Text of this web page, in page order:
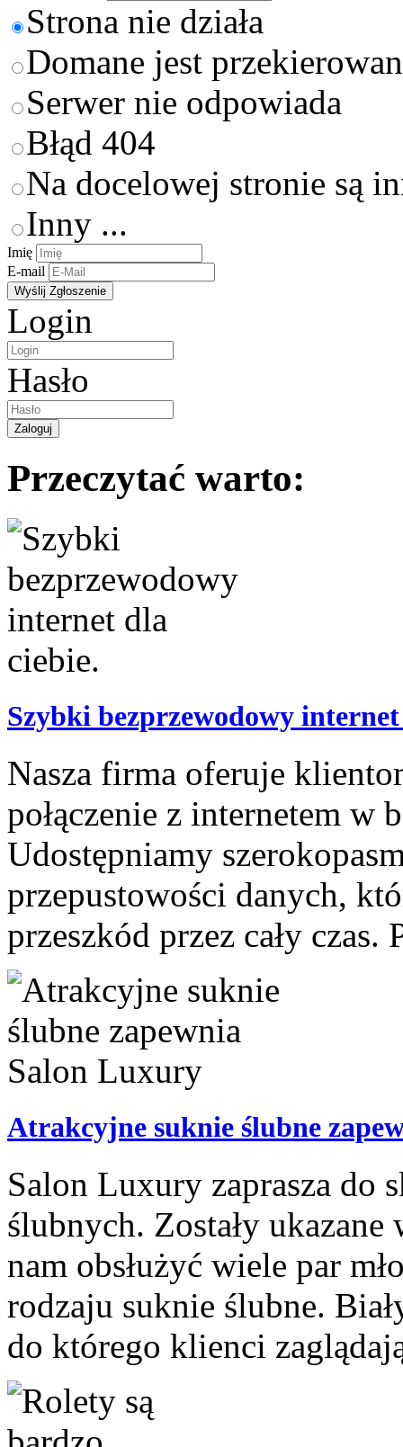
Strona nie działa
Domane jest
Serwer nie odpowiada
Błąd 404
Na docelowej stronie są
Inny ...
Imię
E-mail
Login
Hasło
Przeczytać warto:
Szybki bezprzewodowy
Nasza firma oferuje
połączenie z internetem w
Udostępniamy
przepustowości danych,
przeszkód przez cały
Atrakcyjne suknie ślubne
Salon Luxury zaprasza do
ślubnych. Zostały
nam obsłużyć wiele par
rodzaju suknie ślubne.
do którego klienci